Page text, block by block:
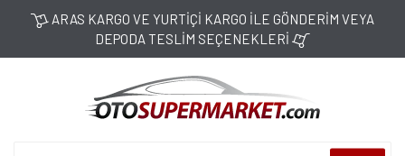
ARAS KARGO VE YURTİÇİ KARGO İLE GÖNDERİM VEYA
DEPODA TESLİM SEÇENEKLERİ